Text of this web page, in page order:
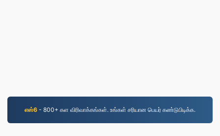
எஸ்6 - 800+ கள விரிவாக்கங்கள். உங்கள் சரியான பெயர் கண்டுபிடிக்க.